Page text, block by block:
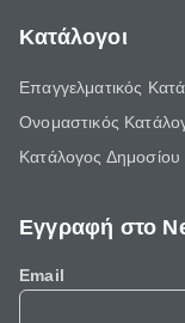
Κατάλογοι
Επαγγελματικός
Ονομαστικός
Κατάλογος Δημοσίου
Εγγραφή στο
Email